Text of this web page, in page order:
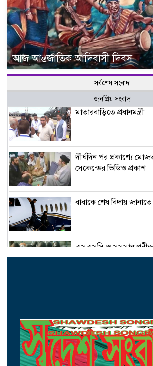
আজ আন্তর্জাতিক আদিবাসী দিবস
সর্বশেষ সংবাদ
জনপ্রিয় সংবাদ
মাতারবাড়িতে প্রধানমন্ত্রী
দীর্ঘদিন পর প্রকাশ্যে
সেকেন্ডের ভিডিও প্রকাশ
বাবাকে শেষ বিদায়
এসএসসি ও সমমান
সোমবার
আজ আন্তর্জাতিক